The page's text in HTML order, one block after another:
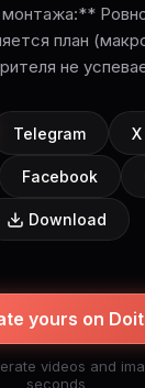
план
не
Telegram
Facebook
Download
yours on
videos and
seconds